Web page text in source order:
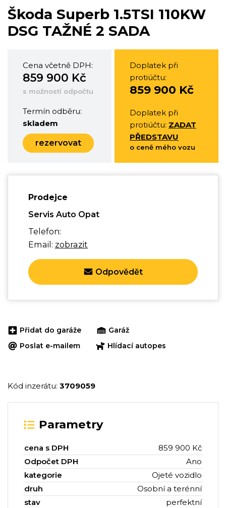
Škoda Superb 1.5TSI 110KW
DSG TAŽNÉ 2 SADA
Cena včetně DPH:
859 900 Kč
s možností odpočtu
Termín odběru:
skladem
rezervovat
Doplatek při
protiúčtu:
859 900 Kč
Doplatek při
protiúčtu: ZADAT
PŘEDSTAVU
o ceně mého vozu
Prodejce
Servis Auto Opat
Telefon:
Email: zobrazit
Odpovědět
Přidat do garáže
Garáž
Poslat e-mailem
Hlídací autopes
Kód inzerátu: 3709059
Parametry
cena s DPH
859 900 Kč
Odpočet DPH
Ano
kategorie
Ojeté vozidlo
druh
Osobní a terénní
stav
perfektní